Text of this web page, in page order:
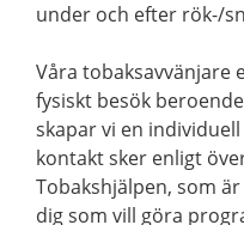
under och efter rök-/
Våra tobaksavvänjare
fysiskt besök
skapar vi en
kontakt sker enligt
Tobakshjälpen, som
dig som vill göra